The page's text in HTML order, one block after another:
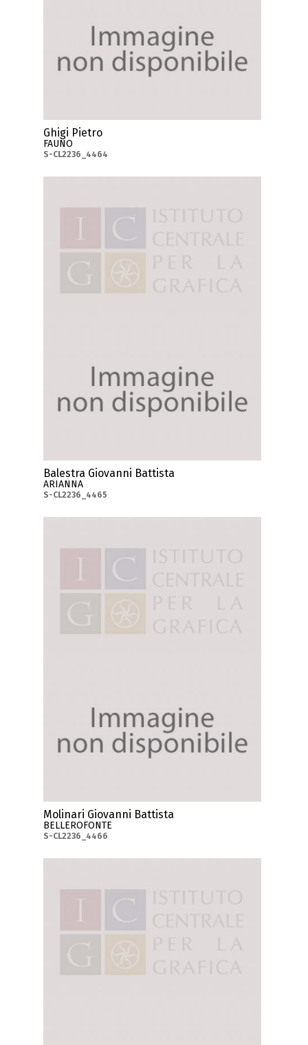
Ghigi Pietro
FAUNO
S-CL2236_4464
Balestra Giovanni Battista
ARIANNA
S-CL2236_4465
Molinari Giovanni Battista
BELLEROFONTE
S-CL2236_4466